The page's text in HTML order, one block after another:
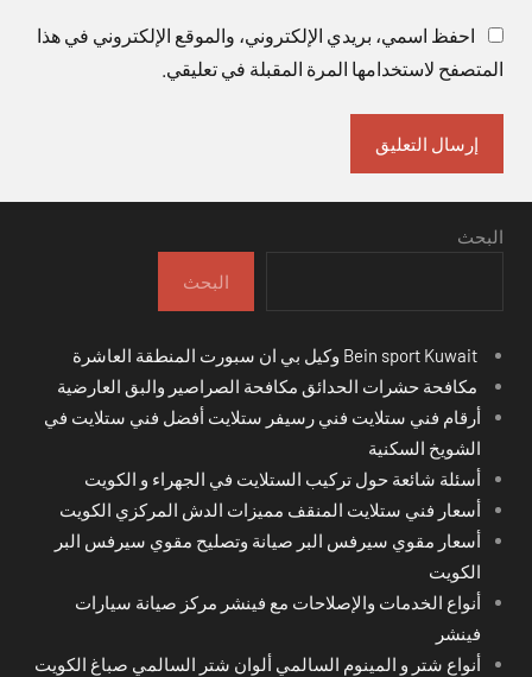
احفظ اسمي، بريدي الإلكتروني، والموقع الإلكتروني في هذا
المتصفح لاستخدامها المرة المقبلة في تعليقي.
البحث
البحث
مكافحة حشرات الحدائق مكافحة الصراصير والبق العارضية
أرقام فني ستلايت فني رسيفر ستلايت أفضل فني ستلايت في
الشويخ السكنية
أسئلة شائعة حول تركيب الستلايت في الجهراء و الكويت
أسعار فني ستلايت المنقف مميزات الدش المركزي الكويت
أسعار مقوي سيرفس البر صيانة وتصليح مقوي سيرفس البر
الكويت
أنواع الخدمات والإصلاحات مع فينشر مركز صيانة سيارات
فينشر
أنواع شتر و المينوم السالمي ألوان شتر السالمي صباغ الكويت